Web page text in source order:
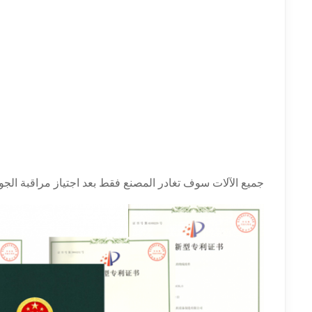
جميع الآلات سوف تغادر المصنع فقط بعد اجتياز مراقبة